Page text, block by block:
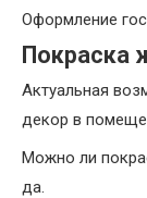
Оформление
Покраска
Актуальная
декор в
Можно ли
да.